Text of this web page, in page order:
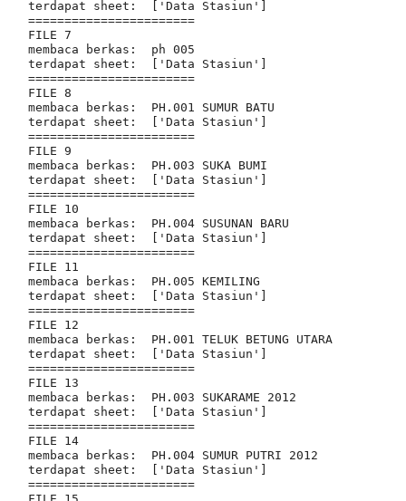
terdapat sheet:  ['Data Stasiun']
=======================
FILE 7
membaca berkas:  ph 005
terdapat sheet:  ['Data Stasiun']
=======================
FILE 8
membaca berkas:  PH.001 SUMUR BATU
terdapat sheet:  ['Data Stasiun']
=======================
FILE 9
membaca berkas:  PH.003 SUKA BUMI
terdapat sheet:  ['Data Stasiun']
=======================
FILE 10
membaca berkas:  PH.004 SUSUNAN BARU
terdapat sheet:  ['Data Stasiun']
=======================
FILE 11
membaca berkas:  PH.005 KEMILING
terdapat sheet:  ['Data Stasiun']
=======================
FILE 12
membaca berkas:  PH.001 TELUK BETUNG UTARA
terdapat sheet:  ['Data Stasiun']
=======================
FILE 13
membaca berkas:  PH.003 SUKARAME 2012
terdapat sheet:  ['Data Stasiun']
=======================
FILE 14
membaca berkas:  PH.004 SUMUR PUTRI 2012
terdapat sheet:  ['Data Stasiun']
=======================